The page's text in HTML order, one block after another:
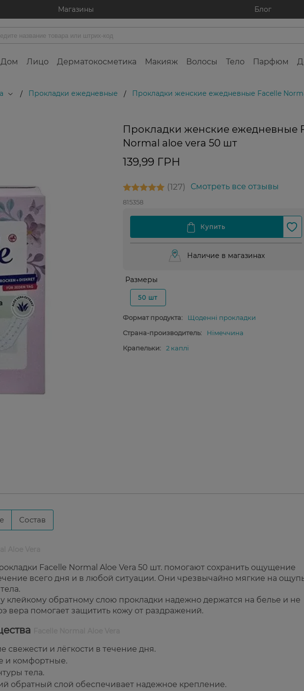
Магазины Блог
Дом Лицо Дерматокосметика Макияж Волосы Тело Парфюм
/ Прокладки ежедневные / Прокладки женские ежедневные Facelle
Прокладки женские ежедневные
Normal aloe vera 50 шт
139,99 ГРН
127 Смотреть все отзывы
815358
Наличие в магазинах
Размеры
50 шт
Формат продукта:
Щоденні прокладки
Страна-производитель:
Німеччина
Крапельки:
2 каплі
Состав
Facelle Normal Aloe Vera 50 шт. помогают сохранить ощущение
всего дня и в любой ситуации. Они чрезвычайно мягкие на
клейкому обратному слою прокладки надежно держатся на белье и не
вера помогает защитить кожу от раздражений.
и лёгкости в течение дня.
и комфортные.
тела.
обратный слой обеспечивает надежное крепление.